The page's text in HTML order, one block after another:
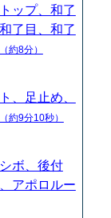
ップ、和了
了目、和了
（約8分）
、足止め、
（約9分10秒）
ボ、後付
アポロルー